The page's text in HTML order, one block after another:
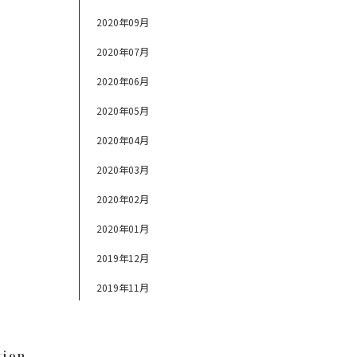
2020年09月
2020年07月
2020年06月
2020年05月
2020年04月
2020年03月
2020年02月
2020年01月
2019年12月
2019年11月